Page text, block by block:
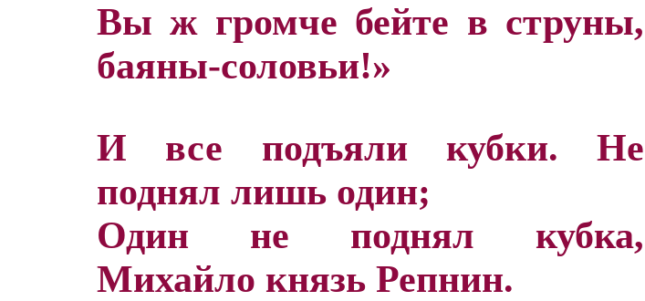
Вы ж громче бейте в струны,
баяны-соловьи!»
И все подъяли кубки. Не
поднял лишь один;
Один не поднял кубка,
Михайло князь Репнин.